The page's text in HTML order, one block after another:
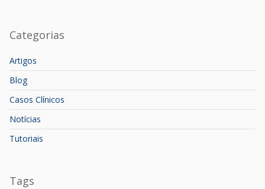
Categorias
Artigos
Blog
Casos Clínicos
Notícias
Tutoriais
Tags